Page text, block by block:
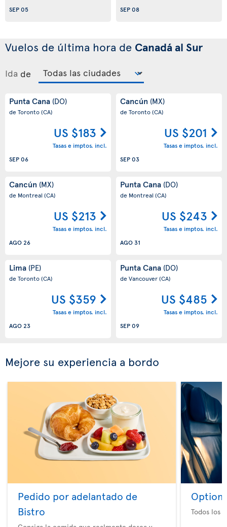
SEP 05
SEP 08
Vuelos de última hora de Canadá al Sur
Ida de
Punta Cana (DO)
de Toronto(CA)
US $183
Tasas e imptos. incl.
SEP 06
Cancún (MX)
de Toronto(CA)
US $201
Tasas e imptos. incl.
SEP 03
Cancún (MX)
de Montreal(CA)
US $213
Tasas e imptos. incl.
AGO 26
Punta Cana (DO)
de Montreal(CA)
US $243
Tasas e imptos. incl.
AGO 31
Lima (PE)
de Toronto(CA)
US $359
Tasas e imptos. incl.
AGO 23
Punta Cana (DO)
de Vancouver(CA)
US $485
Tasas e imptos. incl.
SEP 09
Mejore su experiencia a bordo
Pedido por adelantado de
Bistro
Option
Todos los